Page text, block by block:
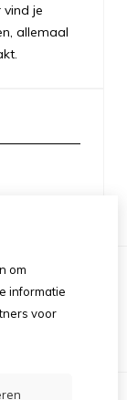
je
allemaal
om
informatie
voor